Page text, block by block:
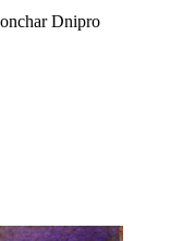
Dnipro